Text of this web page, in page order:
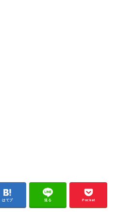
はてブ 送る Pocket